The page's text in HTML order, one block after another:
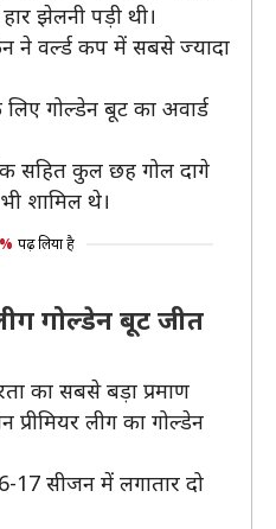
झेलनी पड़ी थी।
ने वर्ल्ड कप में सबसे ज्यादा
गोल्डेन बूट का अवार्ड
सहित कुल छह गोल दागे
शामिल थे।
पढ़ लिया है
गोल्डेन बूट जीत
का सबसे बड़ा प्रमाण
प्रीमियर लीग का गोल्डेन
सीजन में लगातार दो